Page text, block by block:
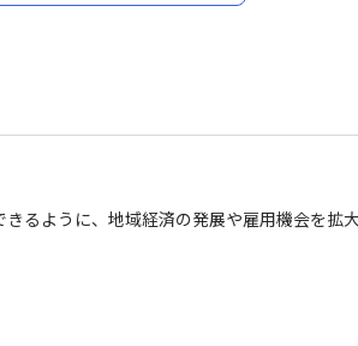
るように、地域経済の発展や雇用機会を拡